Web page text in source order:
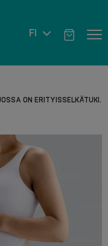
FI
ON ERITYISSELKÄTUKI.